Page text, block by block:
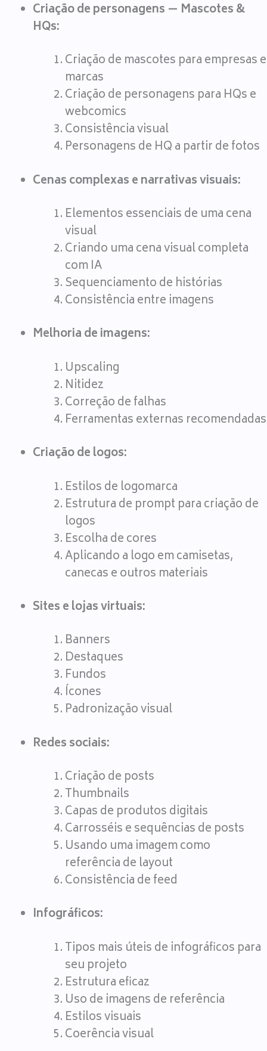
Criação de personagens — Mascotes &
HQs:
Criação de mascotes para empresas e
marcas
Criação de personagens para HQs e
webcomics
Consistência visual
Personagens de HQ a partir de fotos
Cenas complexas e narrativas visuais:
Elementos essenciais de uma cena
visual
Criando uma cena visual completa
com IA
Sequenciamento de histórias
Consistência entre imagens
Melhoria de imagens:
Upscaling
Nitidez
Correção de falhas
Ferramentas externas recomendadas
Criação de logos:
Estilos de logomarca
Estrutura de prompt para criação de
logos
Escolha de cores
Aplicando a logo em camisetas,
canecas e outros materiais
Sites e lojas virtuais:
Banners
Destaques
Fundos
Ícones
Padronização visual
Redes sociais:
Criação de posts
Thumbnails
Capas de produtos digitais
Carrosséis e sequências de posts
Usando uma imagem como
referência de layout
Consistência de feed
Infográficos:
Tipos mais úteis de infográficos para
seu projeto
Estrutura eficaz
Uso de imagens de referência
Estilos visuais
Coerência visual